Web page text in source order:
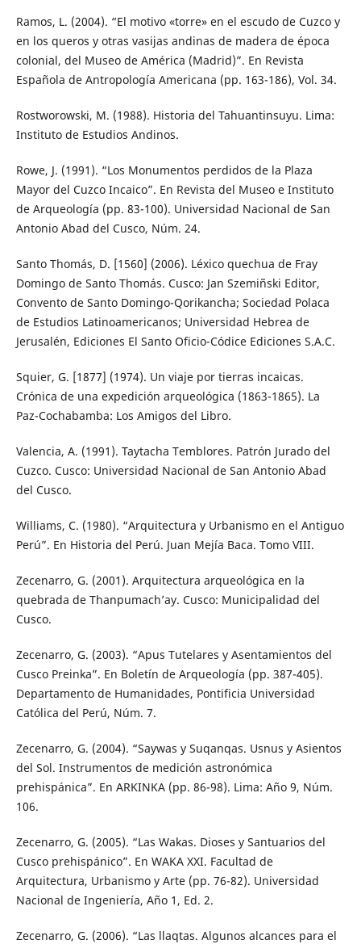
Ramos, L. (2004). “El motivo «torre» en el escudo de Cuzco y
en los queros y otras vasijas andinas de madera de época
colonial, del Museo de América (Madrid)”. En Revista
Española de Antropología Americana (pp. 163-186), Vol. 34.
Rostworowski, M. (1988). Historia del Tahuantinsuyu. Lima:
Instituto de Estudios Andinos.
Rowe, J. (1991). “Los Monumentos perdidos de la Plaza
Mayor del Cuzco Incaico”. En Revista del Museo e Instituto
de Arqueología (pp. 83-100). Universidad Nacional de San
Antonio Abad del Cusco, Núm. 24.
Santo Thomás, D. [1560] (2006). Léxico quechua de Fray
Domingo de Santo Thomás. Cusco: Jan Szemiñski Editor,
Convento de Santo Domingo-Qorikancha; Sociedad Polaca
de Estudios Latinoamericanos; Universidad Hebrea de
Jerusalén, Ediciones El Santo Oficio-Códice Ediciones S.A.C.
Squier, G. [1877] (1974). Un viaje por tierras incaicas.
Crónica de una expedición arqueológica (1863-1865). La
Paz-Cochabamba: Los Amigos del Libro.
Valencia, A. (1991). Taytacha Temblores. Patrón Jurado del
Cuzco. Cusco: Universidad Nacional de San Antonio Abad
del Cusco.
Williams, C. (1980). “Arquitectura y Urbanismo en el Antiguo
Perú”. En Historia del Perú. Juan Mejía Baca. Tomo VIII.
Zecenarro, G. (2001). Arquitectura arqueológica en la
quebrada de Thanpumach’ay. Cusco: Municipalidad del
Cusco.
Zecenarro, G. (2003). “Apus Tutelares y Asentamientos del
Cusco Preinka”. En Boletín de Arqueología (pp. 387-405).
Departamento de Humanidades, Pontificia Universidad
Católica del Perú, Núm. 7.
Zecenarro, G. (2004). “Saywas y Suqanqas. Usnus y Asientos
del Sol. Instrumentos de medición astronómica
prehispánica”. En ARKINKA (pp. 86-98). Lima: Año 9, Núm.
106.
Zecenarro, G. (2005). “Las Wakas. Dioses y Santuarios del
Cusco prehispánico”. En WAKA XXI. Facultad de
Arquitectura, Urbanismo y Arte (pp. 76-82). Universidad
Nacional de Ingeniería, Año 1, Ed. 2.
Zecenarro, G. (2006). “Las llaqtas. Algunos alcances para el